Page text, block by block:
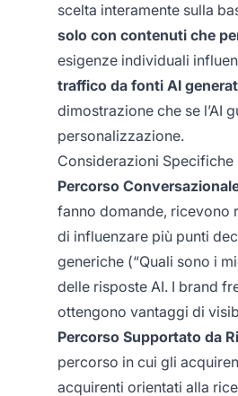
scelta interamente sulla
solo con contenuti che
esigenze individuali
traffico da fonti AI
dimostrazione che se l’AI
personalizzazione.
Considerazioni Specifiche
Percorso
fanno domande, ricevono
di influenzare più punti
generiche (“Quali sono i
delle risposte AI. I brand
ottengono vantaggi di
Percorso Supportato da
percorso in cui gli
acquirenti orientati alla